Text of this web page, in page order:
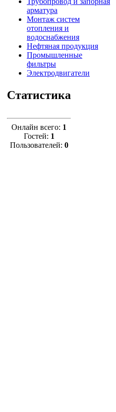
арматура
Монтаж систем
отопления и
водоснабжения
Нефтяная продукция
Промышленные
фильтры
Электродвигатели
Статистика
Онлайн всего: 1
Гостей: 1
Пользователей: 0